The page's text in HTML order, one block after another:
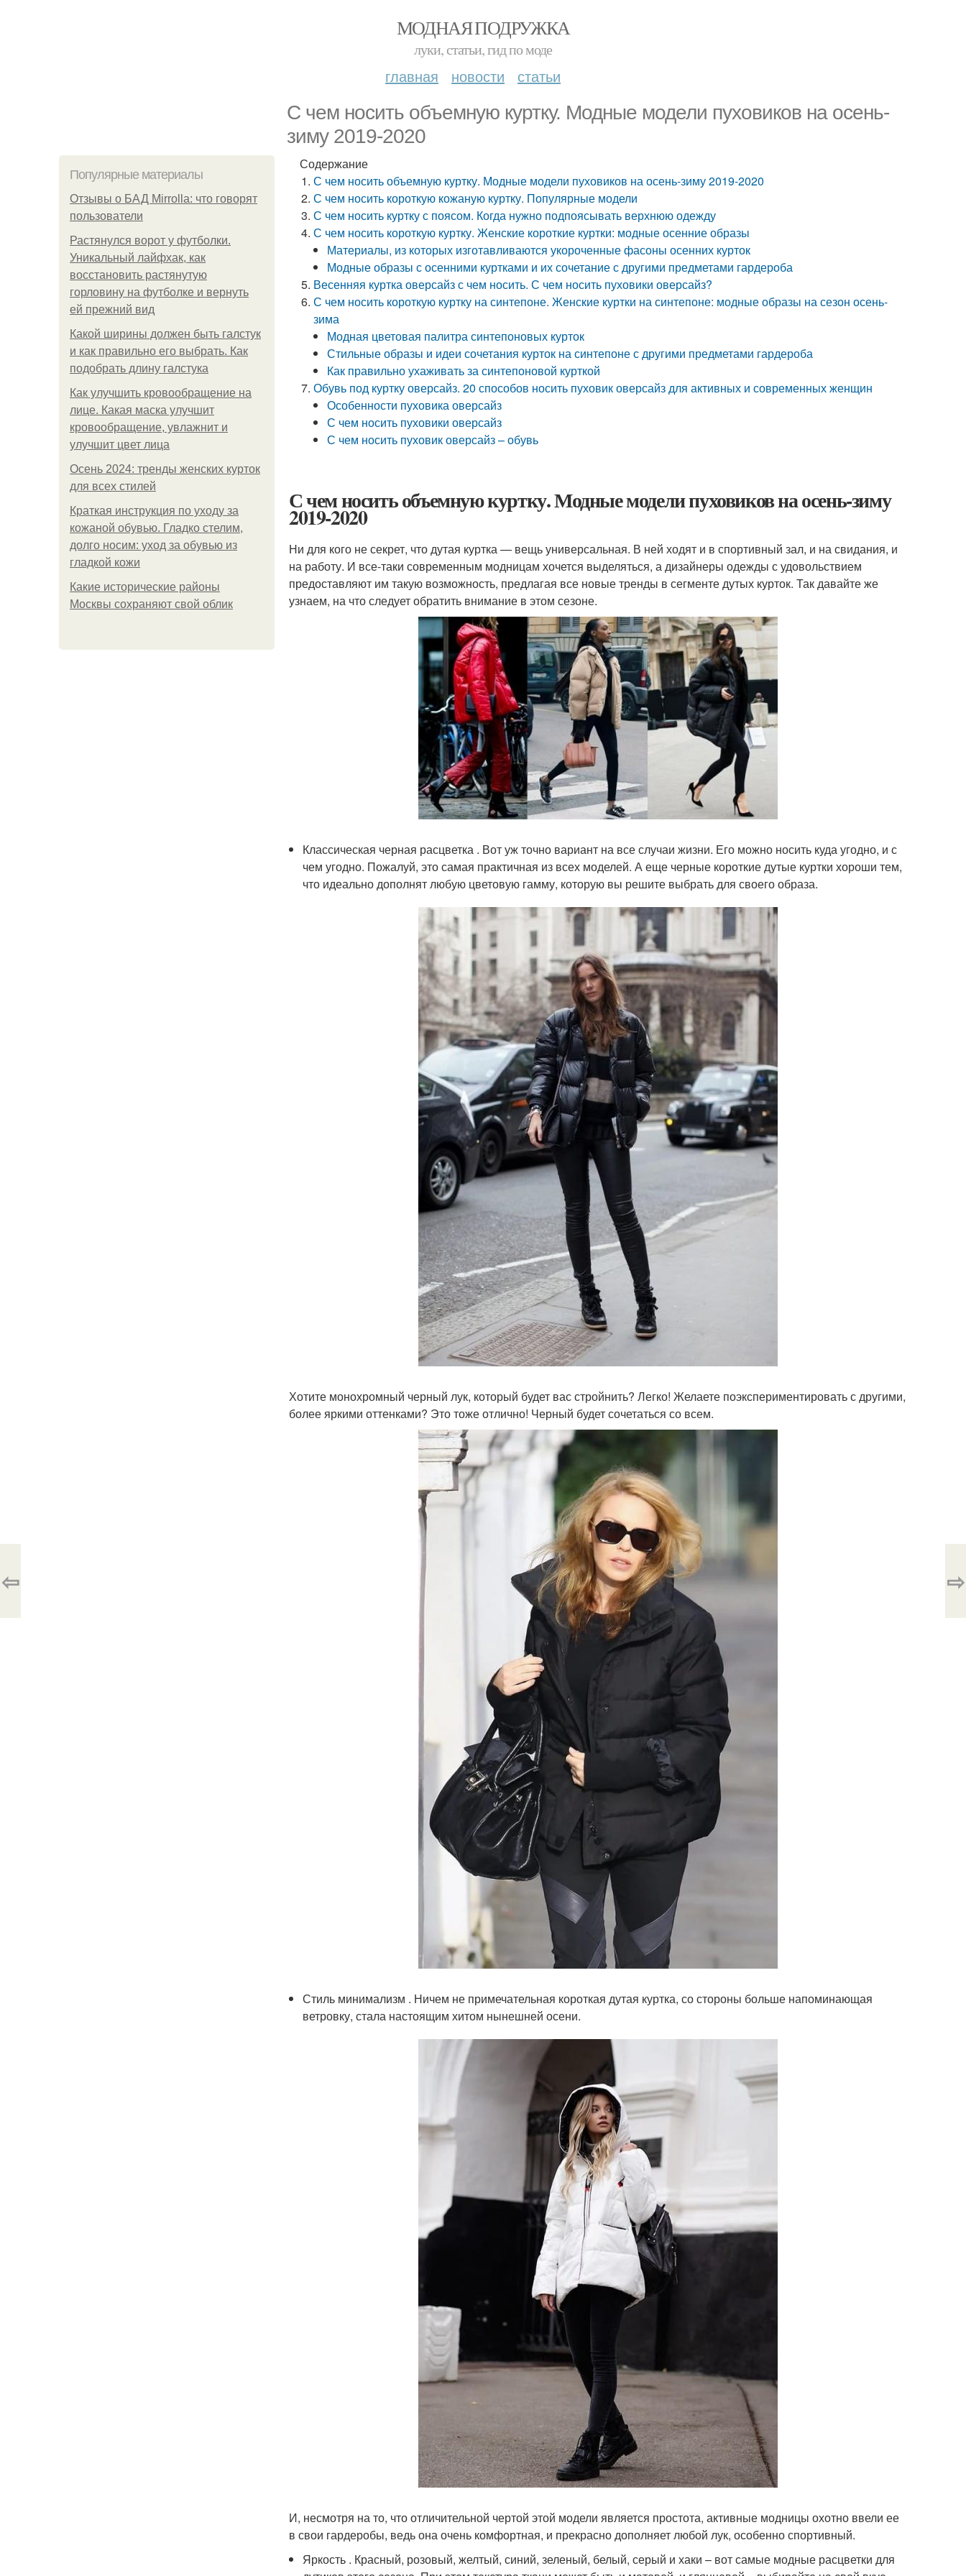
МОДНАЯ ПОДРУЖКА
луки, статьи, гид по моде
главная новости статьи
С чем носить объемную куртку. Модные модели пуховиков на осень-
зиму 2019-2020
Популярные материалы
Отзывы о БАД Mirrolla: что говорят
пользователи
Растянулся ворот у футболки.
Уникальный лайфхак, как
восстановить растянутую
горловину на футболке и вернуть
ей прежний вид
Какой ширины должен быть галстук
и как правильно его выбрать. Как
подобрать длину галстука
Как улучшить кровообращение на
лице. Какая маска улучшит
кровообращение, увлажнит и
улучшит цвет лица
Осень 2024: тренды женских курток
для всех стилей
Краткая инструкция по уходу за
кожаной обувью. Гладко стелим,
долго носим: уход за обувью из
гладкой кожи
Какие исторические районы
Москвы сохраняют свой облик
Содержание
С чем носить объемную куртку. Модные модели пуховиков на осень-зиму 2019-2020
С чем носить короткую кожаную куртку. Популярные модели
С чем носить куртку с поясом. Когда нужно подпоясывать верхнюю одежду
С чем носить короткую куртку. Женские короткие куртки: модные осенние образы
Материалы, из которых изготавливаются укороченные фасоны осенних курток
Модные образы с осенними куртками и их сочетание с другими предметами гардероба
Весенняя куртка оверсайз с чем носить. С чем носить пуховики оверсайз?
С чем носить короткую куртку на синтепоне. Женские куртки на синтепоне: модные образы на сезон осень-
зима
Модная цветовая палитра синтепоновых курток
Стильные образы и идеи сочетания курток на синтепоне с другими предметами гардероба
Как правильно ухаживать за синтепоновой курткой
Обувь под куртку оверсайз. 20 способов носить пуховик оверсайз для активных и современных женщин
Особенности пуховика оверсайз
С чем носить пуховики оверсайз
С чем носить пуховик оверсайз – обувь
С чем носить объемную куртку. Модные модели пуховиков на осень-зиму
2019-2020
Ни для кого не секрет, что дутая куртка — вещь универсальная. В ней ходят и в спортивный зал, и на свидания, и
на работу. И все-таки современным модницам хочется выделяться, а дизайнеры одежды с удовольствием
предоставляют им такую возможность, предлагая все новые тренды в сегменте дутых курток. Так давайте же
узнаем, на что следует обратить внимание в этом сезоне.
Классическая черная расцветка . Вот уж точно вариант на все случаи жизни. Его можно носить куда угодно, и с
чем угодно. Пожалуй, это самая практичная из всех моделей. А еще черные короткие дутые куртки хороши тем,
что идеально дополнят любую цветовую гамму, которую вы решите выбрать для своего образа.
Хотите монохромный черный лук, который будет вас стройнить? Легко! Желаете поэкспериментировать с другими,
более яркими оттенками? Это тоже отлично! Черный будет сочетаться со всем.
Стиль минимализм . Ничем не примечательная короткая дутая куртка, со стороны больше напоминающая
ветровку, стала настоящим хитом нынешней осени.
И, несмотря на то, что отличительной чертой этой модели является простота, активные модницы охотно ввели ее
в свои гардеробы, ведь она очень комфортная, и прекрасно дополняет любой лук, особенно спортивный.
Яркость . Красный, розовый, желтый, синий, зеленый, белый, серый и хаки – вот самые модные расцветки для
⇦ ⇨